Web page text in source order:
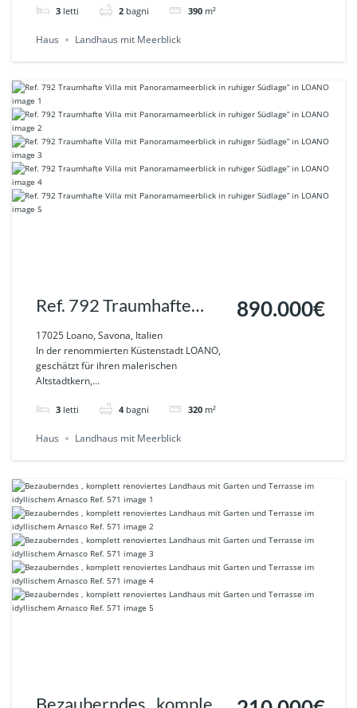
Meerblick
3 letti 2 bagni 390 m²
Haus Landhaus mit Meerblick
Ref. 792 Traumhafte
Villa mit
Panoramameerblick in
ruhiger Südlage” in
LOANO
17025 Loano, Savona, Italien
In der renommierten Küstenstadt LOANO,
geschätzt für ihren malerischen
Altstadtkern,...
3 letti 4 bagni 320 m²
890.000€
Haus Landhaus mit Meerblick